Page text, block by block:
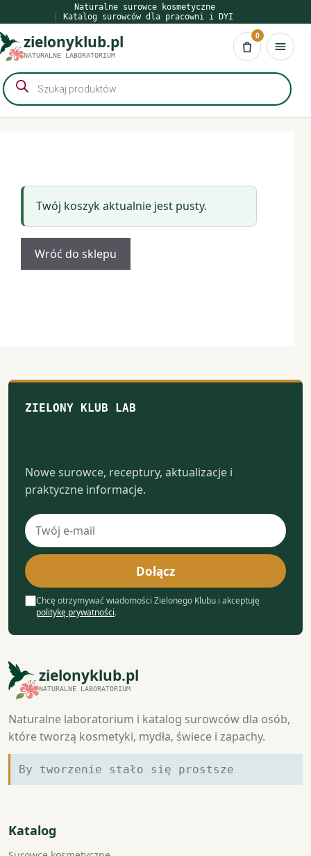
do
treści
Naturalne surowce kosmetyczne
Katalog surowców dla pracowni i DYI
zielonyklub.pl
NATURALNE LABORATORIUM Koszyk
0
Wyszukiwarka
produktów
Twój koszyk aktualnie jest pusty.
Wróć do sklepu
ZIELONY KLUB LAB
Nowe surowce, receptury, aktualizacje i
praktyczne informacje.
Adres
e-
mail
Dołącz
Chcę otrzymywać wiadomości Zielonego Klubu i akceptuję
politykę prywatności.
zielonyklub.pl
NATURALNE LABORATORIUM
Naturalne laboratorium i katalog surowców dla osób,
które tworzą kosmetyki, mydła, świece i zapachy.
By tworzenie stało się prostsze
Katalog